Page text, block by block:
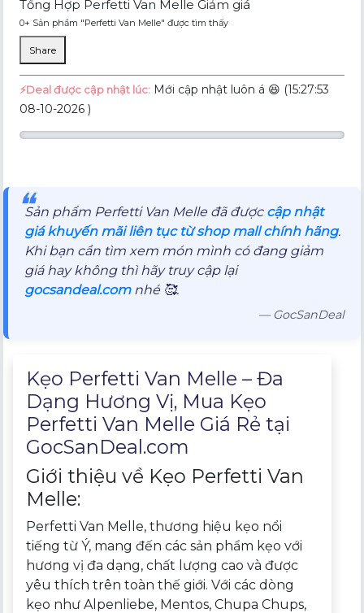
Tổng Hợp Perfetti Van Melle Giảm giá
0+ Sản phẩm "Perfetti Van Melle" được tìm thấy
Share
⚡️Deal được cập nhật lúc: Mới cập nhật luôn á 😆 (15:27:53
08-10-2026 )
❝
Sản phẩm Perfetti Van Melle đã được cập nhật
giá khuyến mãi liên tục từ shop mall chính hãng.
Khi bạn cần tìm xem món mình có đang giảm
giá hay không thì hãy truy cập lại
gocsandeal.comnhé 🥰.
— GocSanDeal
Kẹo Perfetti Van Melle – Đa
Dạng Hương Vị, Mua Kẹo
Perfetti Van Melle Giá Rẻ tại
GocSanDeal.com
Giới thiệu về Kẹo Perfetti Van
Melle:
Perfetti Van Melle, thương hiệu kẹo nổi
tiếng từ Ý, mang đến các sản phẩm kẹo với
hương vị đa dạng, chất lượng cao và được
yêu thích trên toàn thế giới. Với các dòng
kẹo như Alpenliebe, Mentos, Chupa Chups,